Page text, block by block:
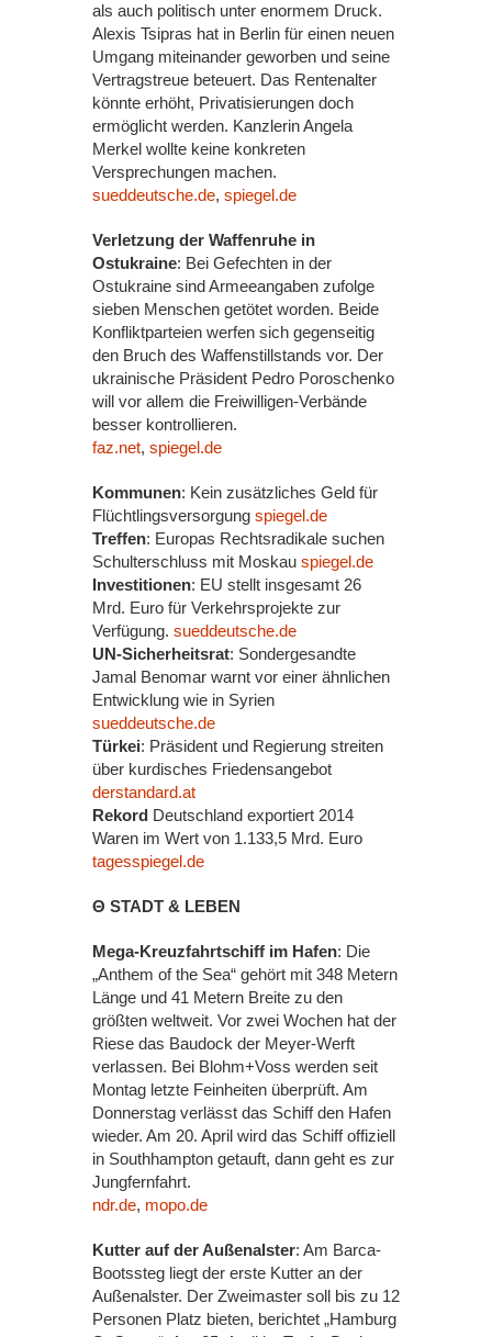
als auch politisch unter enormem Druck.
Alexis Tsipras hat in Berlin für einen neuen
Umgang miteinander geworben und seine
Vertragstreue beteuert. Das Rentenalter
könnte erhöht, Privatisierungen doch
ermöglicht werden. Kanzlerin Angela
Merkel wollte keine konkreten
Versprechungen machen.
sueddeutsche.de, spiegel.de
Verletzung der Waffenruhe in
Ostukraine: Bei Gefechten in der
Ostukraine sind Armeeangaben zufolge
sieben Menschen getötet worden. Beide
Konfliktparteien werfen sich gegenseitig
den Bruch des Waffenstillstands vor. Der
ukrainische Präsident Pedro Poroschenko
will vor allem die Freiwilligen-Verbände
besser kontrollieren.
faz.net, spiegel.de
Kommunen: Kein zusätzliches Geld für
Flüchtlingsversorgung spiegel.de
Treffen: Europas Rechtsradikale suchen
Schulterschluss mit Moskau spiegel.de
Investitionen: EU stellt insgesamt 26
Mrd. Euro für Verkehrsprojekte zur
Verfügung. sueddeutsche.de
UN-Sicherheitsrat: Sondergesandte
Jamal Benomar warnt vor einer ähnlichen
Entwicklung wie in Syrien
sueddeutsche.de
Türkei: Präsident und Regierung streiten
über kurdisches Friedensangebot
derstandard.at
Rekord Deutschland exportiert 2014
Waren im Wert von 1.133,5 Mrd. Euro
tagesspiegel.de
Θ STADT & LEBEN
Mega-Kreuzfahrtschiff im Hafen: Die
„Anthem of the Sea“ gehört mit 348 Metern
Länge und 41 Metern Breite zu den
größten weltweit. Vor zwei Wochen hat der
Riese das Baudock der Meyer-Werft
verlassen. Bei Blohm+Voss werden seit
Montag letzte Feinheiten überprüft. Am
Donnerstag verlässt das Schiff den Hafen
wieder. Am 20. April wird das Schiff offiziell
in Southhampton getauft, dann geht es zur
Jungfernfahrt.
ndr.de, mopo.de
Kutter auf der Außenalster: Am Barca-
Bootssteg liegt der erste Kutter an der
Außenalster. Der Zweimaster soll bis zu 12
Personen Platz bieten, berichtet „Hamburg